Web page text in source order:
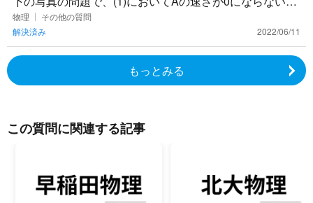
由を教えてください。 解答は相対速度が0になることか
らAとBの速
物理
その他の質問
解決済み
2022/06/11
もっとみる
この質問に関連する記事